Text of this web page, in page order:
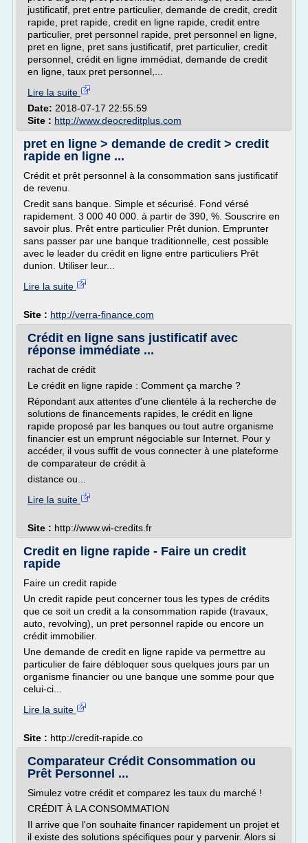
justificatif, pret entre particulier, demande de credit, credit
rapide, pret rapide, credit en ligne rapide, credit entre
particulier, pret personnel rapide, pret personnel en ligne,
pret en ligne, pret sans justificatif, pret particulier, credit
personnel, crédit en ligne immédiat, demande de credit
en ligne, taux pret personnel,...
Lire la suite
Date: 2018-07-17 22:55:59
Site : http://www.deocreditplus.com
pret en ligne > demande de credit > credit
rapide en ligne ...
Crédit et prêt personnel à la consommation sans justificatif
de revenu.
Credit sans banque. Simple et sécurisé. Fond vérsé
rapidement. 3 000 40 000. à partir de 390, %. Souscrire en
savoir plus. Prêt entre particulier Prêt dunion. Emprunter
sans passer par une banque traditionnelle, cest possible
avec le leader du crédit en ligne entre particuliers Prêt
dunion. Utiliser leur...
Lire la suite
Site : http://verra-finance.com
Crédit en ligne sans justificatif avec
réponse immédiate ...
rachat de crédit
Le crédit en ligne rapide : Comment ça marche ?
Répondant aux attentes d'une clientèle à la recherche de
solutions de financements rapides, le crédit en ligne
rapide proposé par les banques ou tout autre organisme
financier est un emprunt négociable sur Internet. Pour y
accéder, il vous suffit de vous connecter à une plateforme
de comparateur de crédit à
distance ou...
Lire la suite
Site : http://www.wi-credits.fr
Credit en ligne rapide - Faire un credit
rapide
Faire un credit rapide
Un credit rapide peut concerner tous les types de crédits
que ce soit un credit a la consommation rapide (travaux,
auto, revolving), un pret personnel rapide ou encore un
crédit immobilier.
Une demande de credit en ligne rapide va permettre au
particulier de faire débloquer sous quelques jours par un
organisme financier ou une banque une somme pour que
celui-ci...
Lire la suite
Site : http://credit-rapide.co
Comparateur Crédit Consommation ou
Prêt Personnel ...
Simulez votre crédit et comparez les taux du marché !
CRÉDIT À LA CONSOMMATION
Il arrive que l'on souhaite financer rapidement un projet et
il existe des solutions spécifiques pour y parvenir. Alors si